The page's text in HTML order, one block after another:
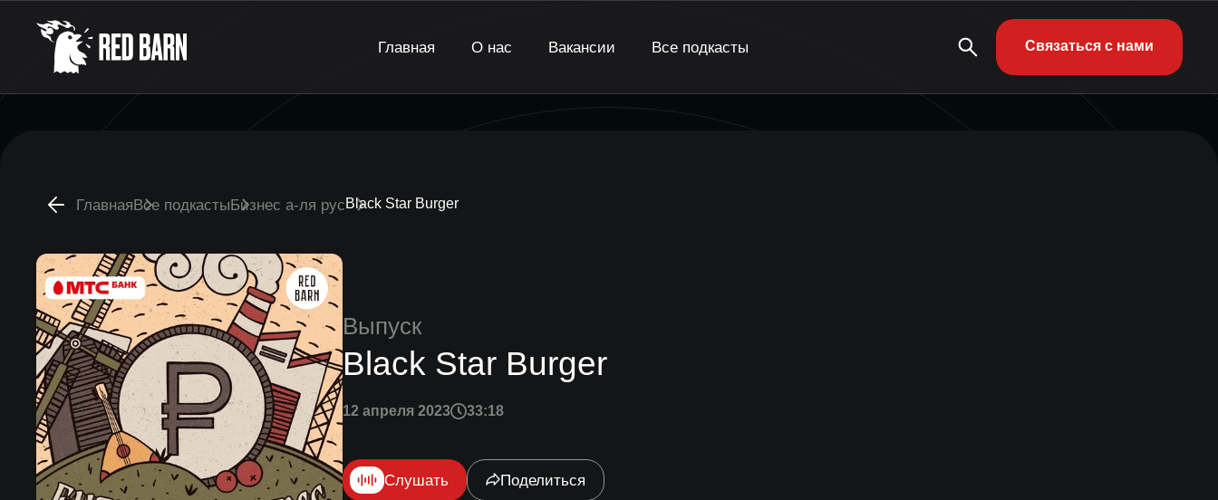
Главная О нас Вакансии Все подкасты Связаться с нами
ГлавнаяВсе подкастыБизнес а-ля русBlack Star Burger
Выпуск
Black Star Burger
12 апреля 2023 33:18
Слушать Поделиться